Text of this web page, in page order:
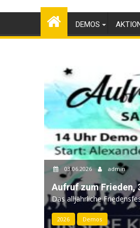
DEMOS
03.06.2026 admin
Aufruf zum Frieden,
Das alljährliche
2026 Demos